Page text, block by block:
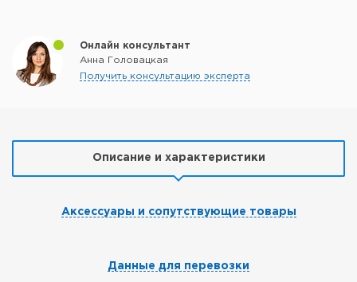
Онлайн консультант
Анна Головацкая
Получить консультацию эксперта
Описание и характеристики
Аксессуары и сопутствующие товары
Данные для перевозки